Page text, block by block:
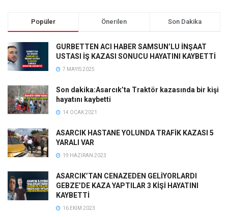
Popüler Önerilen Son Dakika
GURBETTEN ACI HABER SAMSUN’LU İNŞAAT
USTASI İŞ KAZASI SONUCU HAYATINI KAYBETTİ
7 MAYIS 2025
Son dakika:Asarcık’ta Traktör kazasında bir kişi
hayatını kaybetti
14 OCAK 2021
ASARCIK HASTANE YOLUNDA TRAFİK KAZASI 5
YARALI VAR
19 HAZIRAN 2023
ASARCIK’TAN CENAZEDEN GELİYORLARDI
GEBZE’DE KAZA YAPTILAR 3 KİŞİ HAYATINI
KAYBETTİ
16 EKIM 2023